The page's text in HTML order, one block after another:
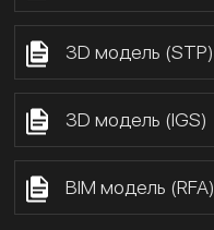
3D модель (STP)
3D модель (IGS)
BIM модель (RFA)